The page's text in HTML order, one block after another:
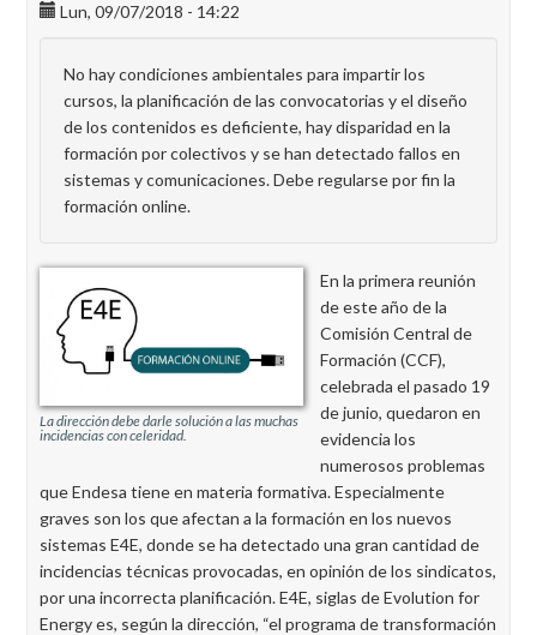
Lun, 09/07/2018 - 14:22
No hay condiciones ambientales para impartir los
cursos, la planificación de las convocatorias y el diseño
de los contenidos es deficiente, hay disparidad en la
formación por colectivos y se han detectado fallos en
sistemas y comunicaciones. Debe regularse por fin la
formación online.
La dirección debe darle solución a las muchas
incidencias con celeridad.
En la primera reunión
de este año de la
Comisión Central de
Formación (CCF),
celebrada el pasado 19
de junio, quedaron en
evidencia los
numerosos problemas
que Endesa tiene en materia formativa. Especialmente
graves son los que afectan a la formación en los nuevos
sistemas E4E, donde se ha detectado una gran cantidad de
incidencias técnicas provocadas, en opinión de los sindicatos,
por una incorrecta planificación. E4E, siglas de Evolution for
Energy es, según la dirección, “el programa de transformación